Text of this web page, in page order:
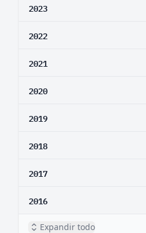
2023
2022
2021
2020
2019
2018
2017
2016
Expandir todo